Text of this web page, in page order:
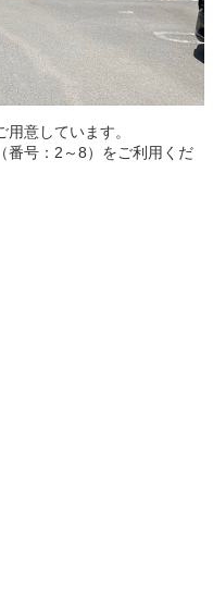
意しています。
番号：2～8）をご利用くだ